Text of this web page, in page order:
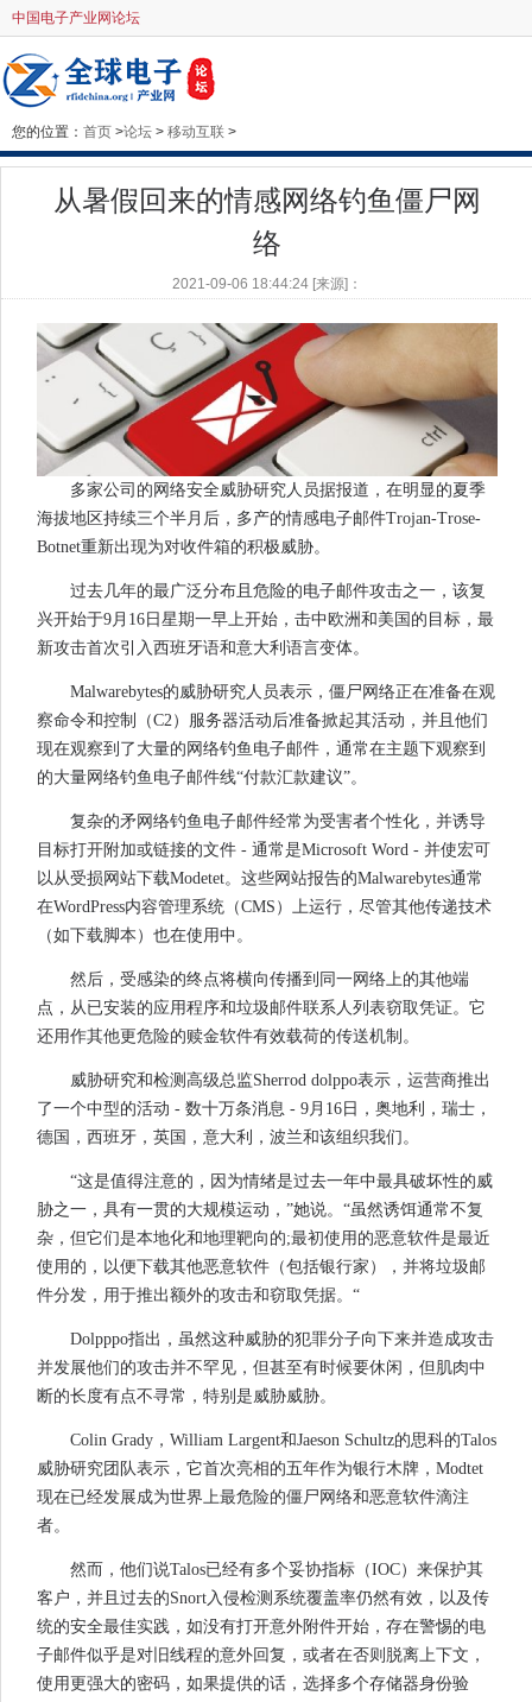
中国电子产业网论坛
您的位置： 首页 >论坛 > 移动互联 >
从暑假回来的情感网络钓鱼僵尸网
络
2021-09-06 18:44:24 [来源]：
多家公司的网络安全威胁研究人员据报道，在明显的夏季
海拔地区持续三个半月后，多产的情感电子邮件Trojan-Trose-
Botnet重新出现为对收件箱的积极威胁。
过去几年的最广泛分布且危险的电子邮件攻击之一，该复
兴开始于9月16日星期一早上开始，击中欧洲和美国的目标，最
新攻击首次引入西班牙语和意大利语言变体。
Malwarebytes的威胁研究人员表示，僵尸网络正在准备在观
察命令和控制（C2）服务器活动后准备掀起其活动，并且他们
现在观察到了大量的网络钓鱼电子邮件，通常在主题下观察到
的大量网络钓鱼电子邮件线“付款汇款建议”。
复杂的矛网络钓鱼电子邮件经常为受害者个性化，并诱导
目标打开附加或链接的文件 - 通常是Microsoft Word - 并使宏可
以从受损网站下载Modetet。这些网站报告的Malwarebytes通常
在WordPress内容管理系统（CMS）上运行，尽管其他传递技术
（如下载脚本）也在使用中。
然后，受感染的终点将横向传播到同一网络上的其他端
点，从已安装的应用程序和垃圾邮件联系人列表窃取凭证。它
还用作其他更危险的赎金软件有效载荷的传送机制。
威胁研究和检测高级总监Sherrod dolppo表示，运营商推出
了一个中型的活动 - 数十万条消息 - 9月16日，奥地利，瑞士，
德国，西班牙，英国，意大利，波兰和该组织我们。
“这是值得注意的，因为情绪是过去一年中最具破坏性的威
胁之一，具有一贯的大规模运动，”她说。“虽然诱饵通常不复
杂，但它们是本地化和地理靶向的;最初使用的恶意软件是最近
使用的，以便下载其他恶意软件（包括银行家），并将垃圾邮
件分发，用于推出额外的攻击和窃取凭据。“
Dolpppo指出，虽然这种威胁的犯罪分子向下来并造成攻击
并发展他们的攻击并不罕见，但甚至有时候要休闲，但肌肉中
断的长度有点不寻常，特别是威胁威胁。
Colin Grady，William Largent和Jaeson Schultz的思科的Talos
威胁研究团队表示，它首次亮相的五年作为银行木牌，Modtet
现在已经发展成为世界上最危险的僵尸网络和恶意软件滴注
者。
然而，他们说Talos已经有多个妥协指标（IOC）来保护其
客户，并且过去的Snort入侵检测系统覆盖率仍然有效，以及传
统的安全最佳实践，如没有打开意外附件开始，存在警惕的电
子邮件似乎是对旧线程的意外回复，或者在否则脱离上下文，
使用更强大的密码，如果提供的话，选择多个存储器身份验